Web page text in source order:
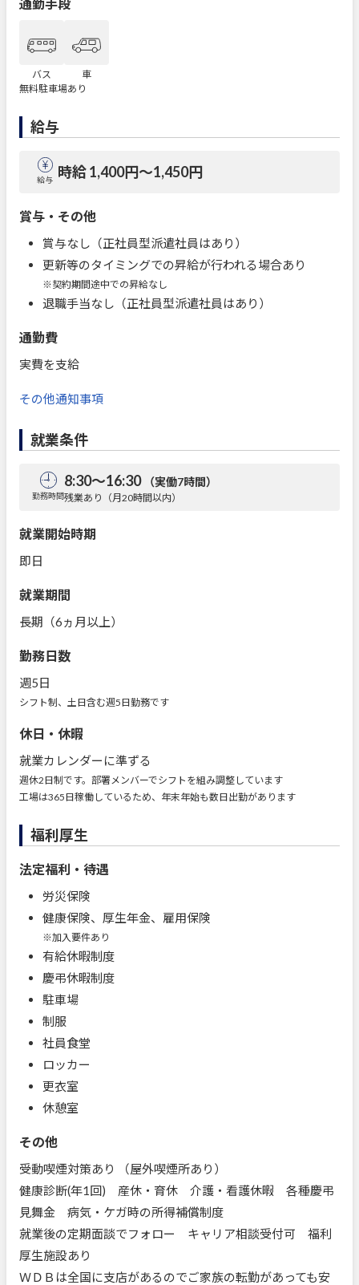
通勤手段
バス
車
無料駐車場あり
給与
給与 時給 1,400円〜1,450円
賞与・その他
賞与なし（正社員型派遣社員はあり）
更新等のタイミングでの昇給が行われる場合あり
※契約期間途中での昇給なし
退職手当なし（正社員型派遣社員はあり）
通勤費
実費を支給
その他通知事項
就業条件
勤務時間
8:30～16:30 （実働7時間）
残業あり（月20時間以内）
就業開始時期
即日
就業期間
長期（6ヵ月以上）
勤務日数
週5日
シフト制、土日含む週5日勤務です
休日・休暇
就業カレンダーに準ずる
週休2日制です。部署メンバーでシフトを組み調整しています
工場は365日稼働しているため、年末年始も数日出勤があります
福利厚生
法定福利・待遇
労災保険
健康保険、厚生年金、雇用保険
※加入要件あり
有給休暇制度
慶弔休暇制度
駐車場
制服
社員食堂
ロッカー
更衣室
休憩室
その他
受動喫煙対策あり （屋外喫煙所あり）
健康診断(年1回) 産休・育休 介護・看護休暇 各種慶弔
見舞金 病気・ケガ時の所得補償制度
就業後の定期面談でフォロー キャリア相談受付可 福利
厚生施設あり
ＷＤＢは全国に支店があるのでご家族の転勤があっても安